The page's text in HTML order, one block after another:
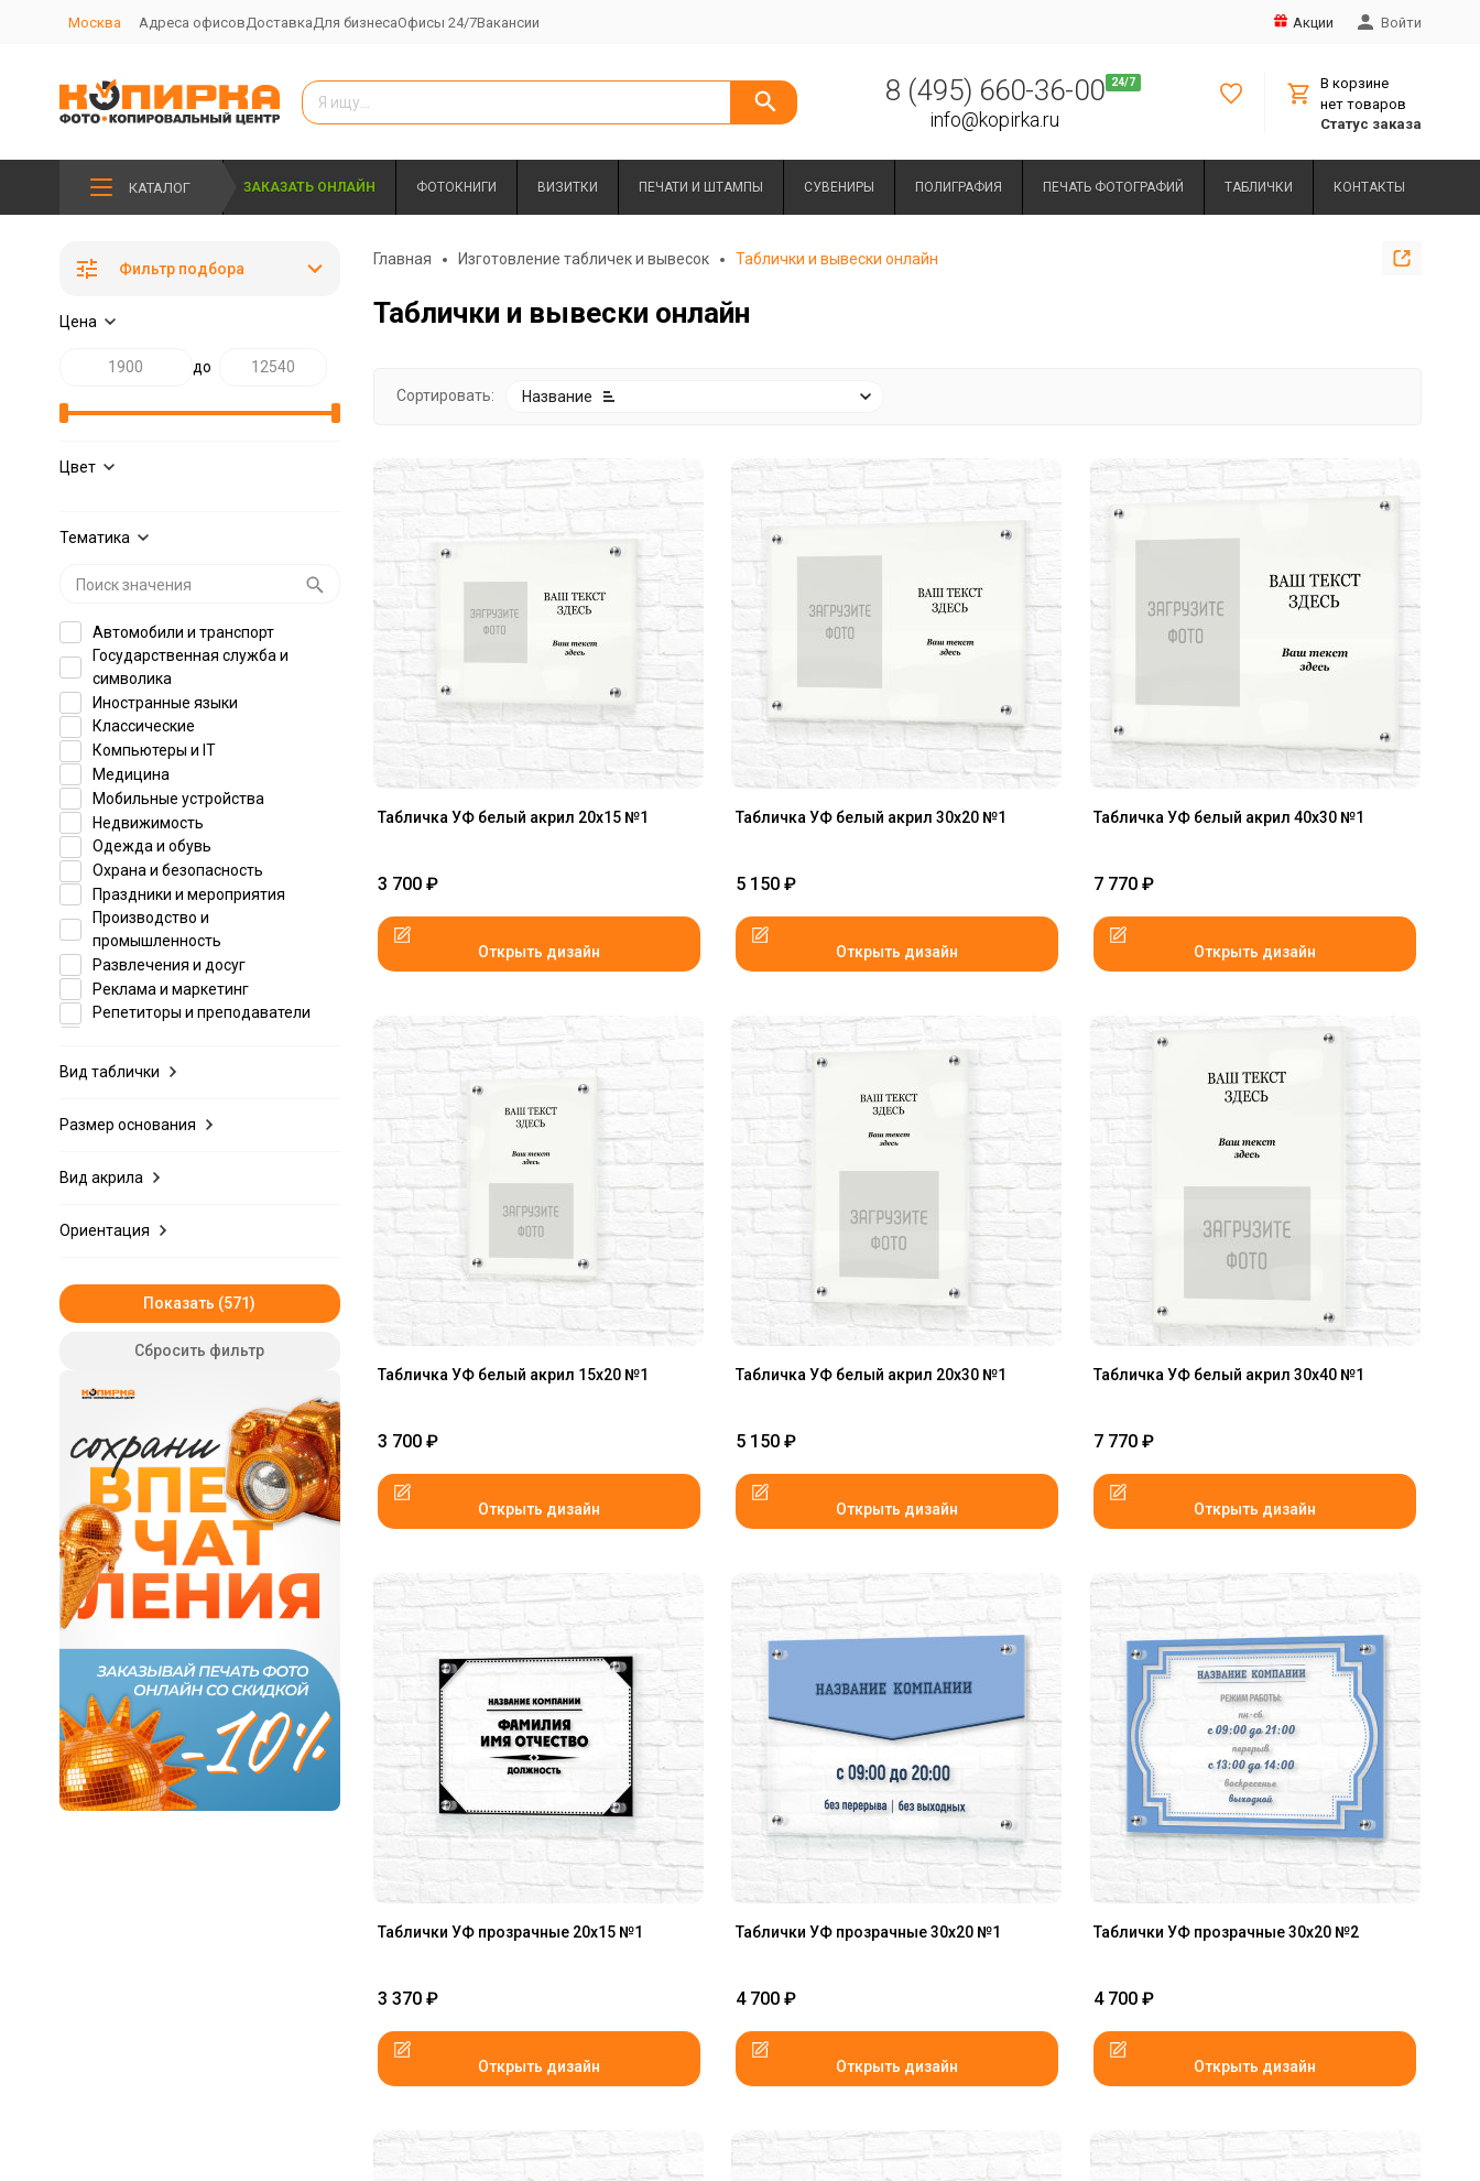
Москва Адреса офисов Доставка Для бизнесаОфисы 24/7Вакансии Акции Войти
8 (495) 660-36-00
info@kopirka.ru
В корзине
нет товаров
Статус заказа
КАТАЛОГ ЗАКАЗАТЬ ОНЛАЙН ФОТОКНИГИ ВИЗИТКИ ПЕЧАТИ И ШТАМПЫ СУВЕНИРЫ ПОЛИГРАФИЯ ПЕЧАТЬ ФОТОГРАФИЙ ТАБЛИЧКИ КОНТАКТЫ
Главная Изготовление табличек и вывесок Таблички и вывески онлайн
Таблички и вывески онлайн
Сортировать: Название
Табличка УФ белый акрил 20x15 №1
3 700 ₽
Открыть дизайн
Табличка УФ белый акрил 30x20 №1
5 150 ₽
Открыть дизайн
Табличка УФ белый акрил 40x30 №1
7 770 ₽
Открыть дизайн
Табличка УФ белый акрил 15x20 №1
3 700 ₽
Открыть дизайн
Табличка УФ белый акрил 20x30 №1
5 150 ₽
Открыть дизайн
Табличка УФ белый акрил 30x40 №1
7 770 ₽
Открыть дизайн
Таблички УФ прозрачные 20x15 №1
3 370 ₽
Открыть дизайн
Таблички УФ прозрачные 30x20 №1
4 700 ₽
Открыть дизайн
Таблички УФ прозрачные 30x20 №2
4 700 ₽
Открыть дизайн
Фильтр подбора
Цена
до
Цвет
Тематика
Автомобили и транспорт
Государственная служба и
символика
Иностранные языки
Классические
Компьютеры и IT
Медицина
Мобильные устройства
Недвижимость
Одежда и обувь
Охрана и безопасность
Праздники и мероприятия
Производство и
промышленность
Развлечения и досуг
Реклама и маркетинг
Репетиторы и преподаватели
Салоны красоты
Творчество и хобби
Товары для животных
Туризм
Финансы и страхование
Фитнес и спорт
Фотография и дизайн
бижутерия
Юриспруденция и политика
Школа
Вид таблички
Размер основания
Вид акрила
Ориентация
Показать
Сбросить фильтр